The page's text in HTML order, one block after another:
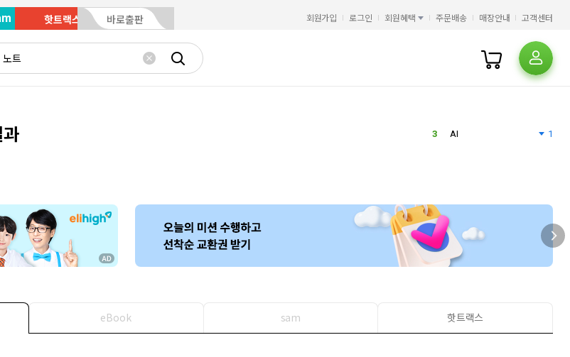
핫트랙스 바로출판 회원가입 로그인 회원혜택 주문배송 매장안내 고객센터
HMAT
2
1
에스콰이어
3
3
AI
1
8
1
9
에스콰이어
3
10
필사
2
오디세이아
슈가노블
6
HMAT
2
eBook sam 핫트랙스